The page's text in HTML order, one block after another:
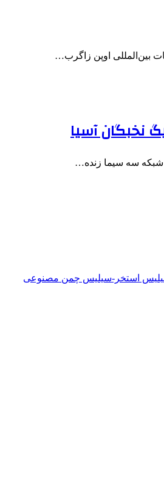
نخبگان آسیا
استخر-سیلیس چمن مصنوعی